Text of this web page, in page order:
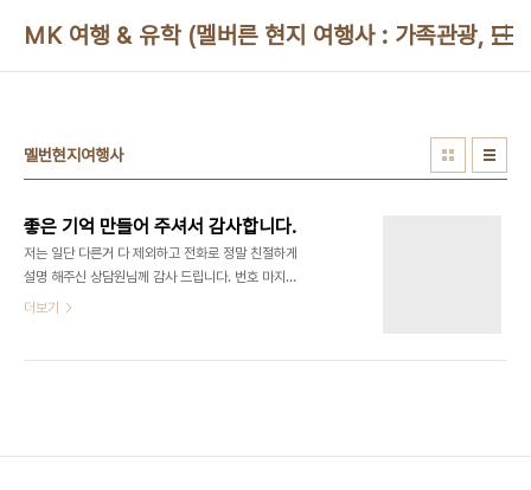
MK 여행 & 유학 (멜버른 현지 여행사 : 가족관광, 단
멜번현지여행사
좋은 기억 만들어 주셔서 감사합니다.
저는 일단 다른거 다 제외하고 전화로 정말 친절하게
설명 해주신 상담원님께 감사 드립니다. 번호 마지막
이 657로 끝나네요. 새벽에 만나는 장소에 빨리 도
더보기